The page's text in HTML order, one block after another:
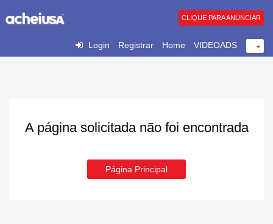
Login Registrar Home VIDEOADS
CLIQUE PARA ANUNCIAR
A página solicitada não foi encontrada
Página Principal